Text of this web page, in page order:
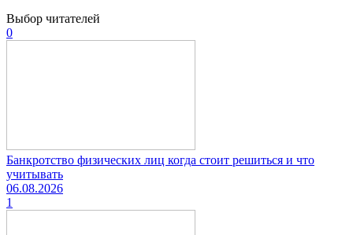
Выбор читателей
0
Банкротство физических лиц когда стоит решиться и что
учитывать
06.08.2026
1